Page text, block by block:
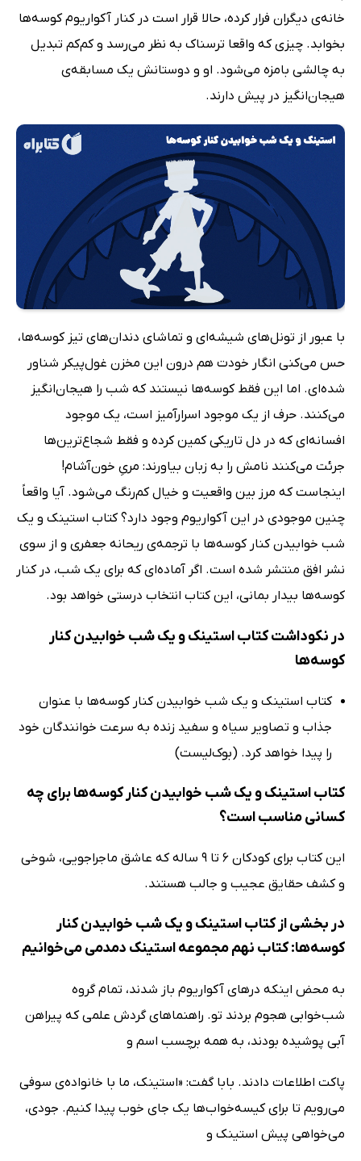
خانه‌ی دیگران فرار کرده، حالا قرار است در کنار آکواریوم کوسه‌ها
بخوابد. چیزی که واقعا ترسناک به نظر می‌رسد و کم‌کم تبدیل
به چالشی بامزه می‌شود. او و دوستانش یک مسابقه‌ی
هیجان‌انگیز در پیش دارند.
با عبور از تونل‌های شیشه‌ای و تماشای دندان‌های تیز کوسه‌ها،
حس می‌کنی انگار خودت هم درون این مخزن غول‌پیکر شناور
شده‌ای. اما این فقط کوسه‌ها نیستند که شب را هیجان‌انگیز
می‌کنند. حرف از یک موجود اسرارآمیز است، یک موجود
افسانه‌ای که در دل تاریکی کمین کرده و فقط شجاع‌ترین‌ها
جرئت می‌کنند نامش را به زبان بیاورند: مریِ خون‌آشام!
اینجاست که مرز بین واقعیت و خیال کم‌رنگ می‌شود. آیا واقعاً
چنین موجودی در این آکواریوم وجود دارد؟ کتاب استینک و یک
شب خوابیدن کنار کوسه‌ها با ترجمه‌ی ریحانه جعفری و از سوی
نشر افق منتشر شده است. اگر آماده‌ای که برای یک شب، در کنار
کوسه‌ها بیدار بمانی، این کتاب انتخاب درستی خواهد بود.
در نکوداشت‌ کتاب استینک و یک شب خوابیدن کنار
کوسه‌ها
کتاب استینک و یک شب خوابیدن کنار کوسه‌ها با عنوان
جذاب و تصاویر سیاه و سفید زنده به سرعت خوانندگان خود
را پیدا خواهد کرد. (بوک‌لیست)
کتاب استینک و یک شب خوابیدن کنار کوسه‌ها برای چه
کسانی مناسب است؟
این کتاب برای کودکان 6 تا 9 ساله که عاشق ماجراجویی، شوخی
و کشف حقایق عجیب و جالب هستند.
در بخشی از کتاب استینک و یک شب خوابیدن کنار
کوسه‌ها: کتاب نهم مجموعه استینک دمدمی می‌خوانیم
به محض اینکه درهای آکواریوم باز شدند، تمام گروه
شب‌خوابی هجوم بردند تو. راهنماهای گردش علمی که پیراهن
آبی پوشیده بودند، به همه برچسب اسم و
پاکت اطلاعات دادند. بابا گفت: «استینک، ما با خانواده‌ی سوفی
می‌رویم تا برای کیسه‌خواب‌ها یک جای خوب پیدا کنیم. جودی،
می‌خواهی پیش استینک و